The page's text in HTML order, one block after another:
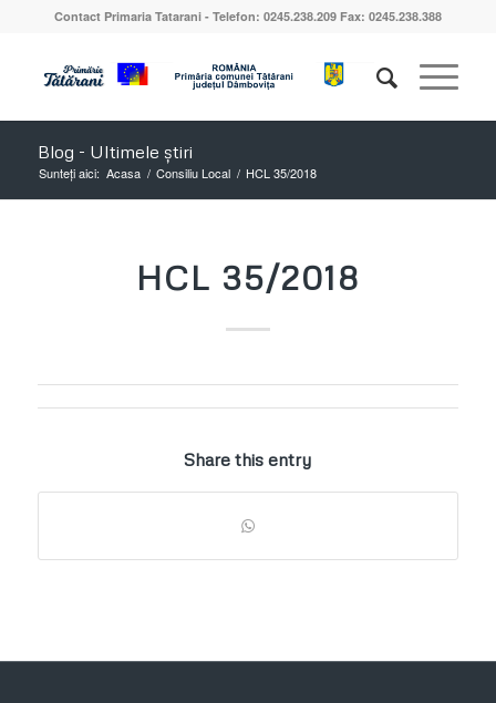
Contact Primaria Tatarani - Telefon: 0245.238.209 Fax: 0245.238.388
Blog - Ultimele știri
Sunteți aici: Acasa / Consiliu Local / HCL 35/2018
HCL 35/2018
Share this entry